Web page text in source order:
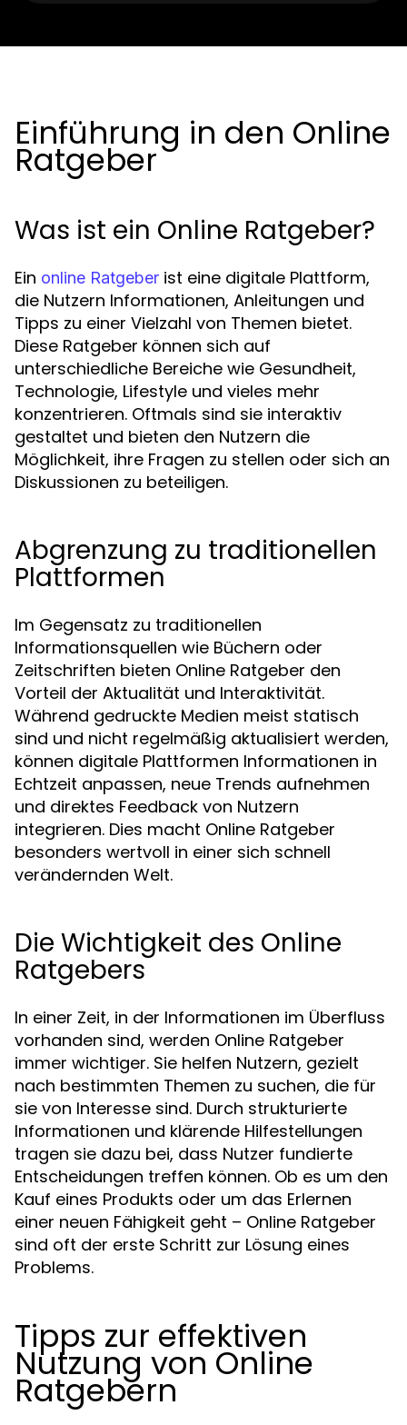
Einführung in den Online
Ratgeber
Was ist ein Online Ratgeber?
Ein online Ratgeber ist eine digitale Plattform,
die Nutzern Informationen, Anleitungen und
Tipps zu einer Vielzahl von Themen bietet.
Diese Ratgeber können sich auf
unterschiedliche Bereiche wie Gesundheit,
Technologie, Lifestyle und vieles mehr
konzentrieren. Oftmals sind sie interaktiv
gestaltet und bieten den Nutzern die
Möglichkeit, ihre Fragen zu stellen oder sich an
Diskussionen zu beteiligen.
Abgrenzung zu traditionellen
Plattformen
Im Gegensatz zu traditionellen
Informationsquellen wie Büchern oder
Zeitschriften bieten Online Ratgeber den
Vorteil der Aktualität und Interaktivität.
Während gedruckte Medien meist statisch
sind und nicht regelmäßig aktualisiert werden,
können digitale Plattformen Informationen in
Echtzeit anpassen, neue Trends aufnehmen
und direktes Feedback von Nutzern
integrieren. Dies macht Online Ratgeber
besonders wertvoll in einer sich schnell
verändernden Welt.
Die Wichtigkeit des Online
Ratgebers
In einer Zeit, in der Informationen im Überfluss
vorhanden sind, werden Online Ratgeber
immer wichtiger. Sie helfen Nutzern, gezielt
nach bestimmten Themen zu suchen, die für
sie von Interesse sind. Durch strukturierte
Informationen und klärende Hilfestellungen
tragen sie dazu bei, dass Nutzer fundierte
Entscheidungen treffen können. Ob es um den
Kauf eines Produkts oder um das Erlernen
einer neuen Fähigkeit geht – Online Ratgeber
sind oft der erste Schritt zur Lösung eines
Problems.
Tipps zur effektiven
Nutzung von Online
Ratgebern